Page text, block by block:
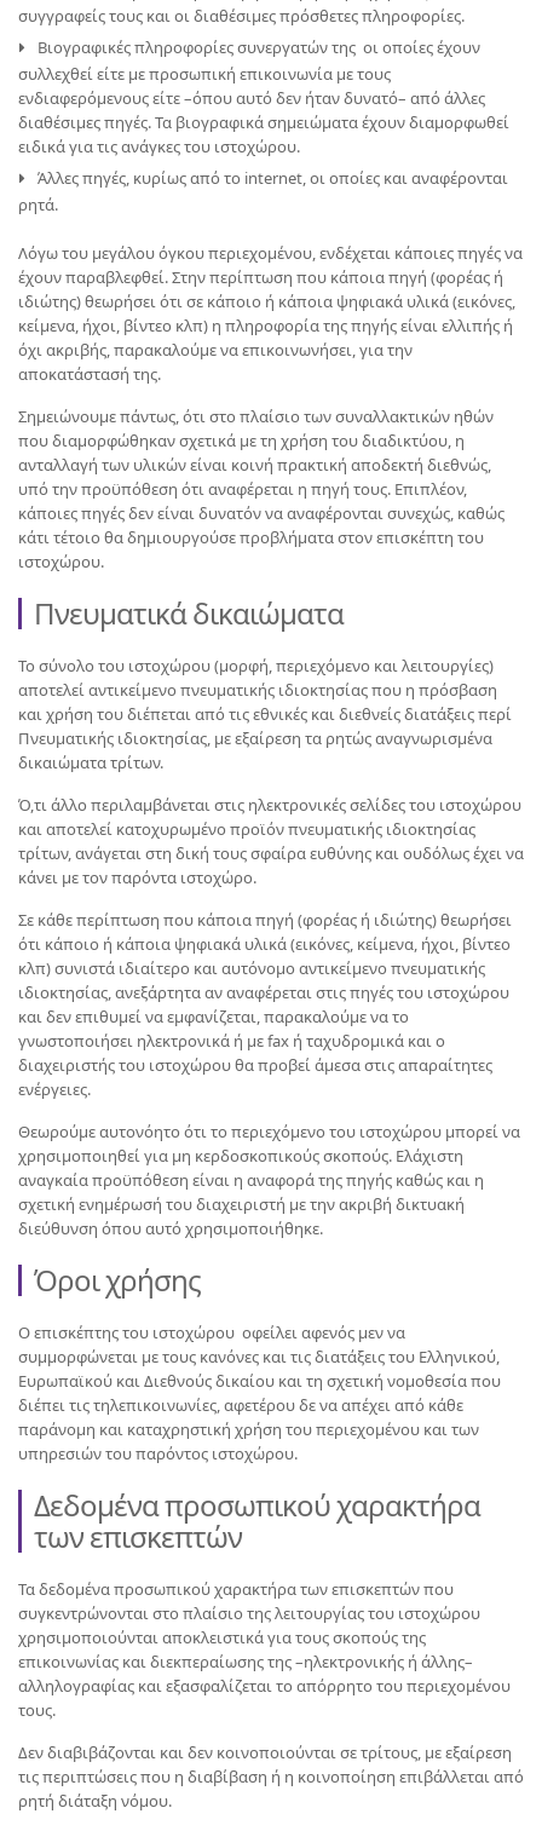
συγγραφείς τους και οι διαθέσιμες πρόσθετες πληροφορίες.
Βιογραφικές πληροφορίες συνεργατών της οι οποίες έχουν
συλλεχθεί είτε με προσωπική επικοινωνία με τους
ενδιαφερόμενους είτε –όπου αυτό δεν ήταν δυνατό– από άλλες
διαθέσιμες πηγές. Τα βιογραφικά σημειώματα έχουν διαμορφωθεί
ειδικά για τις ανάγκες του ιστοχώρου.
Άλλες πηγές, κυρίως από το internet, οι οποίες και αναφέρονται
ρητά.
Λόγω του μεγάλου όγκου περιεχομένου, ενδέχεται κάποιες πηγές να
έχουν παραβλεφθεί. Στην περίπτωση που κάποια πηγή (φορέας ή
ιδιώτης) θεωρήσει ότι σε κάποιο ή κάποια ψηφιακά υλικά (εικόνες,
κείμενα, ήχοι, βίντεο κλπ) η πληροφορία της πηγής είναι ελλιπής ή
όχι ακριβής, παρακαλούμε να επικοινωνήσει, για την
αποκατάστασή της.
Σημειώνουμε πάντως, ότι στο πλαίσιο των συναλλακτικών ηθών
που διαμορφώθηκαν σχετικά με τη χρήση του διαδικτύου, η
ανταλλαγή των υλικών είναι κοινή πρακτική αποδεκτή διεθνώς,
υπό την προϋπόθεση ότι αναφέρεται η πηγή τους. Επιπλέον,
κάποιες πηγές δεν είναι δυνατόν να αναφέρονται συνεχώς, καθώς
κάτι τέτοιο θα δημιουργούσε προβλήματα στον επισκέπτη του
ιστοχώρου.
Πνευματικά δικαιώματα
Το σύνολο του ιστοχώρου (μορφή, περιεχόμενο και λειτουργίες)
αποτελεί αντικείμενο πνευματικής ιδιοκτησίας που η πρόσβαση
και χρήση του διέπεται από τις εθνικές και διεθνείς διατάξεις περί
Πνευματικής ιδιοκτησίας, με εξαίρεση τα ρητώς αναγνωρισμένα
δικαιώματα τρίτων.
Ό,τι άλλο περιλαμβάνεται στις ηλεκτρονικές σελίδες του ιστοχώρου
και αποτελεί κατοχυρωμένο προϊόν πνευματικής ιδιοκτησίας
τρίτων, ανάγεται στη δική τους σφαίρα ευθύνης και ουδόλως έχει να
κάνει με τον παρόντα ιστοχώρο.
Σε κάθε περίπτωση που κάποια πηγή (φορέας ή ιδιώτης) θεωρήσει
ότι κάποιο ή κάποια ψηφιακά υλικά (εικόνες, κείμενα, ήχοι, βίντεο
κλπ) συνιστά ιδιαίτερο και αυτόνομο αντικείμενο πνευματικής
ιδιοκτησίας, ανεξάρτητα αν αναφέρεται στις πηγές του ιστοχώρου
και δεν επιθυμεί να εμφανίζεται, παρακαλούμε να το
γνωστοποιήσει ηλεκτρονικά ή με fax ή ταχυδρομικά και ο
διαχειριστής του ιστοχώρου θα προβεί άμεσα στις απαραίτητες
ενέργειες.
Θεωρούμε αυτονόητο ότι το περιεχόμενο του ιστοχώρου μπορεί να
χρησιμοποιηθεί για μη κερδοσκοπικούς σκοπούς. Ελάχιστη
αναγκαία προϋπόθεση είναι η αναφορά της πηγής καθώς και η
σχετική ενημέρωσή του διαχειριστή με την ακριβή δικτυακή
διεύθυνση όπου αυτό χρησιμοποιήθηκε.
Όροι χρήσης
Ο επισκέπτης του ιστοχώρου οφείλει αφενός μεν να
συμμορφώνεται με τους κανόνες και τις διατάξεις του Ελληνικού,
Ευρωπαϊκού και Διεθνούς δικαίου και τη σχετική νομοθεσία που
διέπει τις τηλεπικοινωνίες, αφετέρου δε να απέχει από κάθε
παράνομη και καταχρηστική χρήση του περιεχομένου και των
υπηρεσιών του παρόντος ιστοχώρου.
Δεδομένα προσωπικού χαρακτήρα
των επισκεπτών
Τα δεδομένα προσωπικού χαρακτήρα των επισκεπτών που
συγκεντρώνονται στο πλαίσιο της λειτουργίας του ιστοχώρου
χρησιμοποιούνται αποκλειστικά για τους σκοπούς της
επικοινωνίας και διεκπεραίωσης της –ηλεκτρονικής ή άλλης–
αλληλογραφίας και εξασφαλίζεται το απόρρητο του περιεχομένου
τους.
Δεν διαβιβάζονται και δεν κοινοποιούνται σε τρίτους, με εξαίρεση
τις περιπτώσεις που η διαβίβαση ή η κοινοποίηση επιβάλλεται από
ρητή διάταξη νόμου.